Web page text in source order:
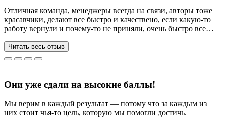
Отличная команда, менеджеры всегда на связи, авторы тоже
красавчики, делают все быстро и качествено, если какую-то
работу вернули и почему-то не приняли, очень быстро все
за 3 недели, до последнего не верила, что такое возможно, но
все удалось. Спасибо, что вы есть))
Читать весь отзыв
Они уже сдали на высокие баллы!
Мы верим в каждый результат — потому что за каждым из
них стоит чья-то цель, которую мы помогли достичь.